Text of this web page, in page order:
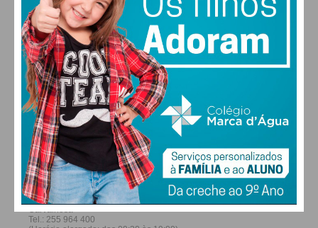
ALTERAR
FARMACIAS DE SERVIÇO EM PAÇOS DE
FERREIRA